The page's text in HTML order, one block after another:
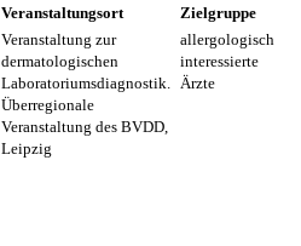
Veranstaltungsort
Zielgruppe
Veranstaltung zur
dermatologischen
Laboratoriumsdiagnostik.
Überregionale
Veranstaltung des BVDD,
Leipzig
allergologisch
interessierte
Ärzte